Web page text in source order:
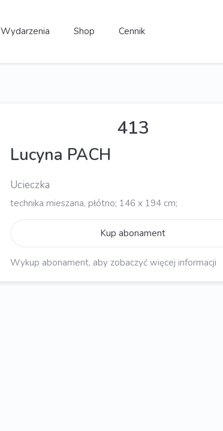
Wydarzenia Shop Cennik
413
Lucyna PACH
Ucieczka
technika mieszana, płótno; 146 x 194 cm;
Kup abonament
Wykup abonament, aby zobaczyć więcej informacji